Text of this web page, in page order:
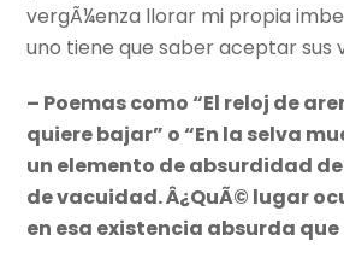
vergÃ¼enza llorar mi propia
uno tiene que saber aceptar sus
– Poemas como “El reloj de
quiere bajar” o “En la selva
un elemento de absurdidad
de vacuidad. Â¿QuÃ© lugar
en esa existencia absurda